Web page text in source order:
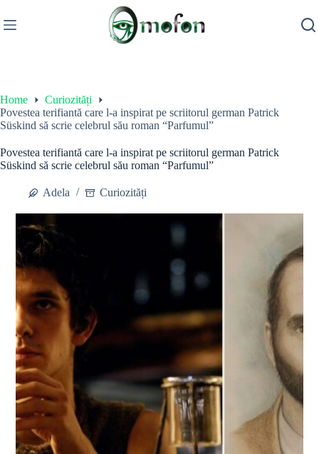
to
content
Home
Curiozități
Povestea terifiantă care l-a inspirat pe scriitorul german Patrick
Süskind să scrie celebrul său roman “Parfumul”
Povestea terifiantă care l-a inspirat pe scriitorul german Patrick
Süskind să scrie celebrul său roman “Parfumul”
Adela Curiozități